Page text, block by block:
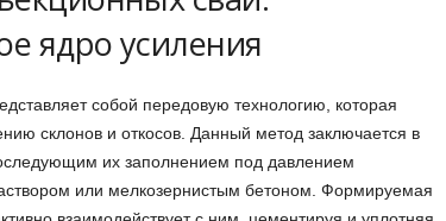
ядро усиления
собой передовую технологию, которая
склонов и откосов. Данный метод заключается в
их заполнением под давлением
или мелкозернистым бетоном. Формируемая